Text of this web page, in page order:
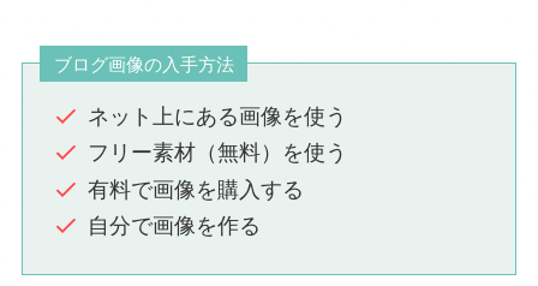
ブログ画像の入手方法
ネット上にある画像を使う
フリー素材（無料）を使う
有料で画像を購入する
自分で画像を作る